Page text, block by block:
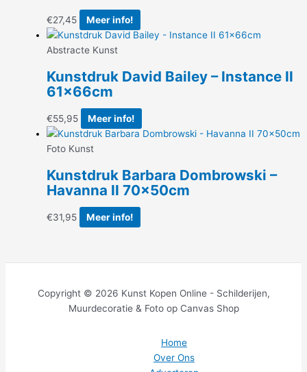
€27,45 Meer info!
Abstracte Kunst
Kunstdruk David Bailey – Instance II
61x66cm
€55,95 Meer info!
Foto Kunst
Kunstdruk Barbara Dombrowski –
Havanna II 70x50cm
€31,95 Meer info!
Copyright © 2026 Kunst Kopen Online - Schilderijen,
Muurdecoratie & Foto op Canvas Shop
Home
Over Ons